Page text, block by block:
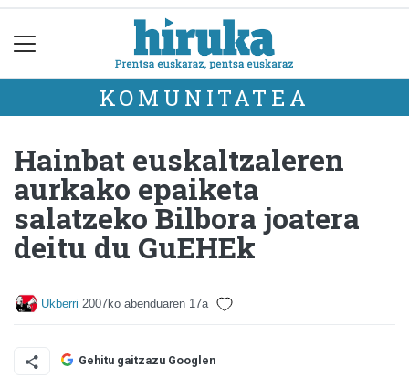
KOMUNITATEA
Hainbat euskaltzaleren
aurkako epaiketa
salatzeko Bilbora joatera
deitu du GuEHEk
Ukberri 2007ko abenduaren 17a
Gehitu gaitzazu Googlen